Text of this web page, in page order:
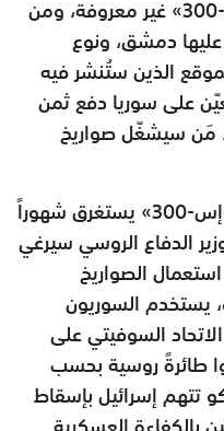
الخاصة بصفقة بيع صواريخ «إس-300» غير معروفة، ومن
دمشق، ونوع
الذين ستُنشر فيه
على سوريا دفع ثمن
مَن سيشغّل صواريخ
إن تعلّم كيفية تشغيل صواريخ «إس-300» يستغرق شهوراً
الدفاع الروسي سيرغي
الصواريخ
يستخدم السوريون
وفّرها الاتحاد السوفيتي على
طائرةً روسية بحسب
تتهم إسرائيل بإسقاط